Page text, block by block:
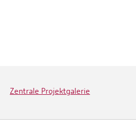
Zentrale Projektgalerie